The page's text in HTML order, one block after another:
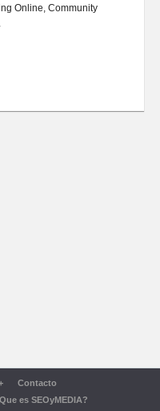
Online, Community
Contacto
es SEOyMEDIA?